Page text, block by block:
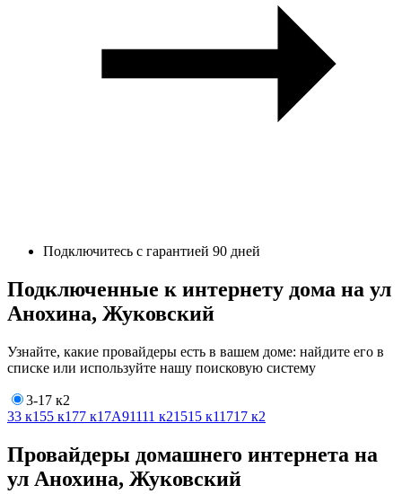
Подключитесь с гарантией 90 дней
Подключенные к интернету дома на ул
Анохина, Жуковский
Узнайте, какие провайдеры есть в вашем доме: найдите его в
списке или используйте нашу поисковую систему
3-17 к2
33 к1 55 к1 77 к1 7А91111 к21515 к11717 к2
Провайдеры домашнего интернета на
ул Анохина, Жуковский